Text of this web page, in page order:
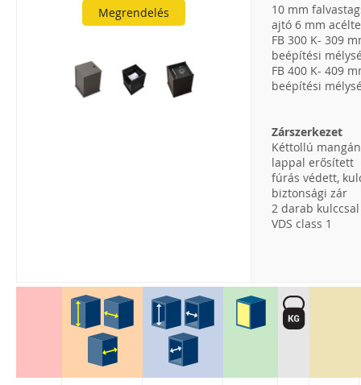
Megrendelés
10 mm
ajtó 6 mm
FB 300 K- 309
beépítési
FB 400 K- 409
beépítési
Zárszerkezet
Kéttollú
lappal erősített
fúrás védett,
biztonsági zár
2 darab kulccsal
VDS class 1